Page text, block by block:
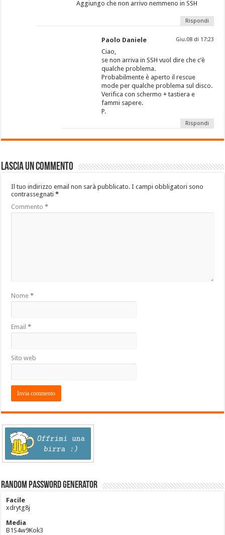
Aggiungo che non arrivo nemmeno in SSH
Rispondi
Paolo Daniele Giu.08 di 17:23
Ciao,
se non arriva in SSH vuol dire che c’è
qualche problema.
Probabilmente è aperto il rescue
mode per qualche problema sul disco.
Verifica con schermo + tastiera e
fammi sapere.
P.
Rispondi
Lascia un commento
Il tuo indirizzo email non sarà pubblicato. I campi obbligatori sono
contrassegnati*
Commento*
Nome*
Email*
Sito web
Random Password Generator
Facile
xdrytg8j
Media
B1S4w9Kok3